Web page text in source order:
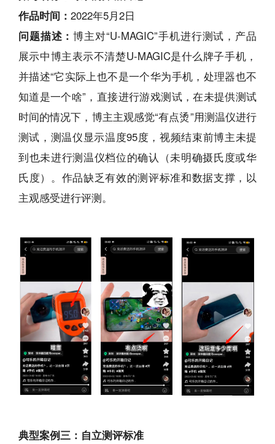
作品时间： 2022年5月2日
问题描述：博主对“U-MAGIC”手机进行测试，产品
展示中博主表示不清楚U-MAGIC是什么牌子手机，
并描述“它实际上也不是一个华为手机，处理器也不
知道是一个啥”，直接进行游戏测试，在未提供测试
时间的情况下，博主主观感觉“有点烫”用测温仪进行
测试，测温仪显示温度95度，视频结束前博主未提
到也未进行测温仪档位的确认（未明确摄氏度或华
氏度）。作品缺乏有效的测评标准和数据支撑，以
主观感受进行评测。
典型案例三：自立测评标准